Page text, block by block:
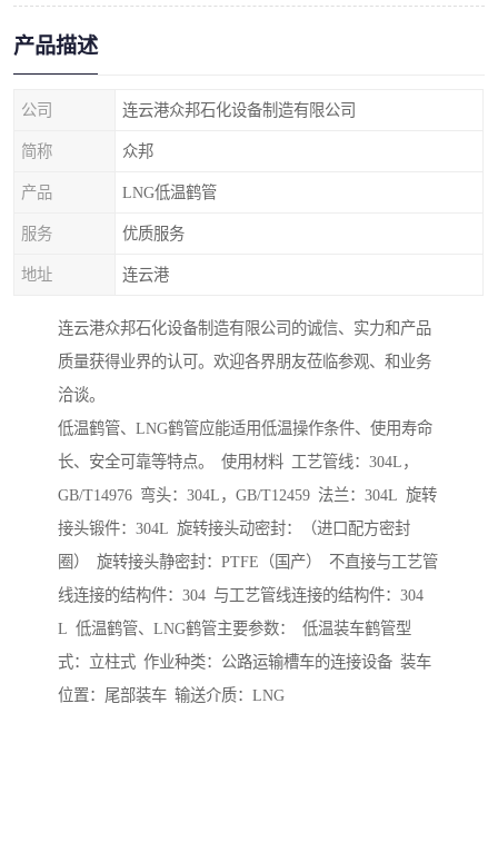
产品描述
公司 连云港众邦石化设备制造有限公司
简称 众邦
产品 LNG低温鹤管
服务 优质服务
地址 连云港
连云港众邦石化设备制造有限公司的诚信、实力和产品
质量获得业界的认可。欢迎各界朋友莅临参观、和业务
洽谈。
低温鹤管、LNG鹤管应能适用低温操作条件、使用寿命
长、安全可靠等特点。 使用材料 工艺管线：304L，
GB/T14976 弯头：304L，GB/T12459 法兰：304L 旋转
接头锻件：304L 旋转接头动密封：（进口配方密封
圈） 旋转接头静密封：PTFE（国产） 不直接与工艺管
线连接的结构件：304 与工艺管线连接的结构件：304
L 低温鹤管、LNG鹤管主要参数： 低温装车鹤管型
式：立柱式 作业种类：公路运输槽车的连接设备 装车
位置：尾部装车 输送介质：LNG